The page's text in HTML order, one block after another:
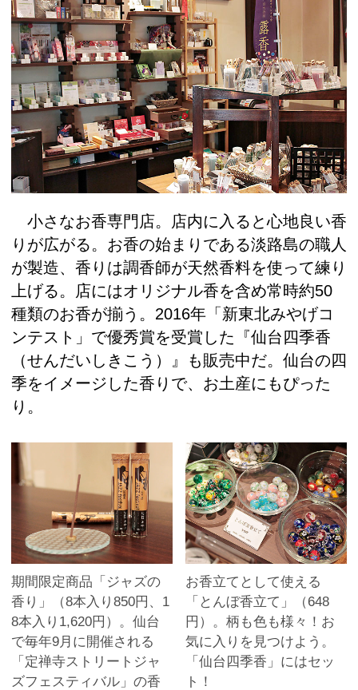
小さなお香専門店。店内に入ると心地良い香
りが広がる。お香の始まりである淡路島の職人
が製造、香りは調香師が天然香料を使って練り
上げる。店にはオリジナル香を含め常時約50
種類のお香が揃う。2016年「新東北みやげコ
ンテスト」で優秀賞を受賞した『仙台四季香
（せんだいしきこう）』も販売中だ。仙台の四
季をイメージした香りで、お土産にもぴった
り。
期間限定商品「ジャズの
香り」（8本入り850円、1
8本入り1,620円）。仙台
で毎年9月に開催される
「定禅寺ストリートジャ
ズフェスティバル」の香
お香立てとして使える
「とんぼ香立て」（648
円）。柄も色も様々！お
気に入りを見つけよう。
「仙台四季香」にはセッ
ト！